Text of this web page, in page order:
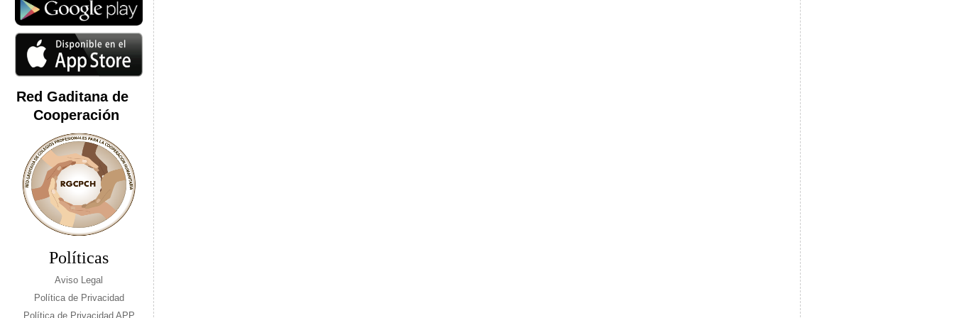
Red Gaditana de
Cooperación
Políticas
Aviso Legal
Política de Privacidad
Política de Privacidad APP